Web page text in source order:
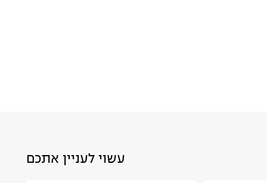
עשוי לעניין אתכם